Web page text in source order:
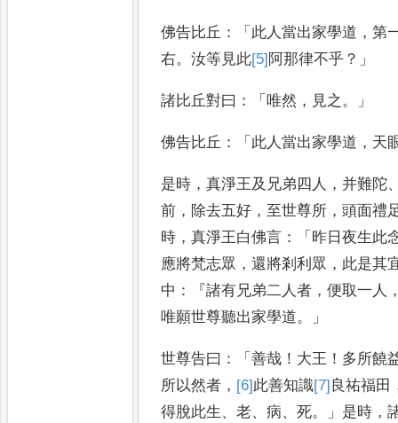
佛告比丘 ：「 此人當出家學道 ，第
右。汝等見此[5]阿那律不乎 ？」
諸比丘對曰 ：「唯然 ， 見之。」
佛告比丘 ：「 此人當出家學道 ， 天
是時 ，真淨王及兄弟四人 ， 并難陀
前 ， 除去五好 ，至世尊所 ，頭面禮
時 ，真淨王白佛言 ：「 昨日夜生此
應將梵志眾 ，還將剎利眾 ， 此是其
中 ：『諸有兄弟二人者 ，便取一人
唯願世尊聽出家學道。」
世尊告曰 ：「善哉 ！ 大王 ！ 多所饒
所以然者 ， [6]此善知識[7]良祐福田
得脫此生 、老、病、死。」 是時 ，